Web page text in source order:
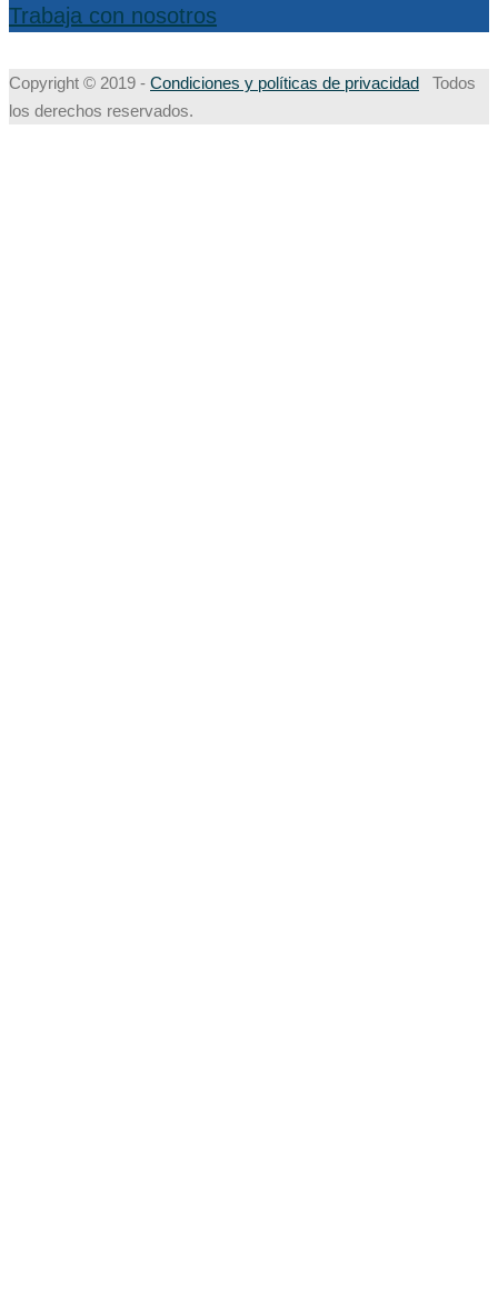
Trabaja con nosotros
Copyright © 2019 - Condiciones y políticas de privacidad Todos
los derechos reservados.